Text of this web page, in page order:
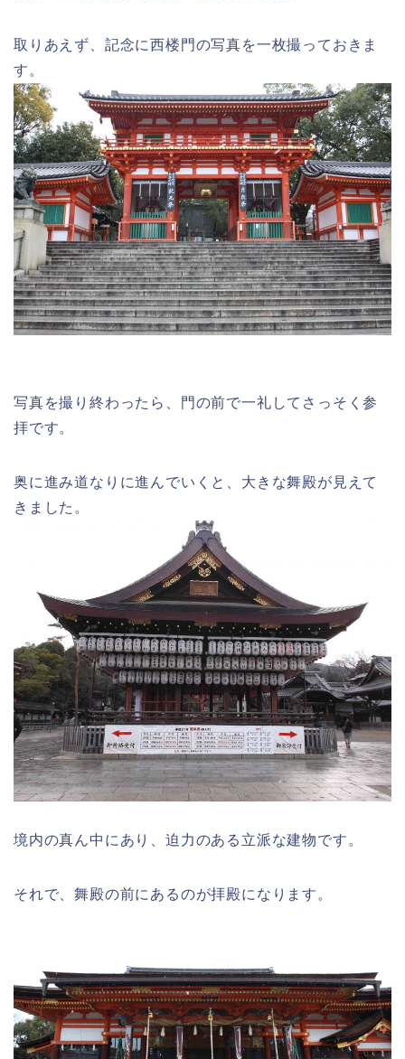
取りあえず、記念に西楼門の写真を一枚撮っておきま
す。
写真を撮り終わったら、門の前で一礼してさっそく参
拝です。
奥に進み道なりに進んでいくと、大きな舞殿が見えて
きました。
境内の真ん中にあり、迫力のある立派な建物です。
それで、舞殿の前にあるのが拝殿になります。